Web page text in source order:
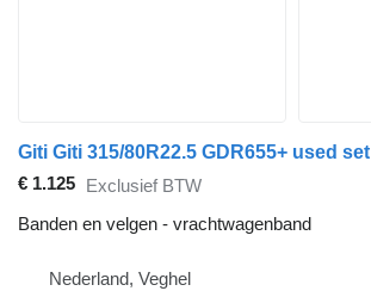
Giti Giti 315/80R22.5 GDR655+ used set
€ 1.125 Exclusief BTW
Banden en velgen - vrachtwagenband
Nederland, Veghel